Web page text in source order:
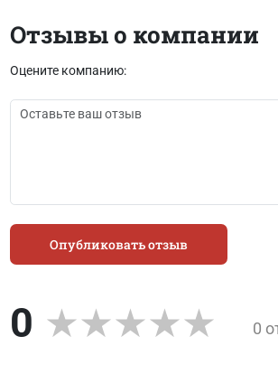
Отзывы о компании
Оцените компанию:
Опубликовать отзыв
0 0